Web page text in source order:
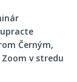
Černým,
v stredu